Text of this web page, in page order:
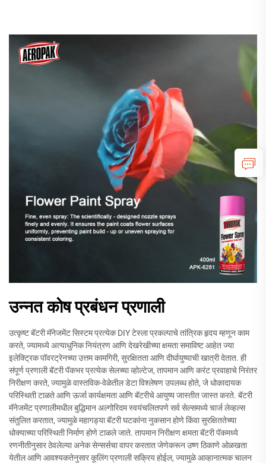
उन्नत कोष प्रबंधन प्रणाली
उत्कृष्ट बॅटरी मॅनेजमेंट सिस्टम प्रत्येक DIY टेस्ला प्रकल्पाचे तांत्रिक हृदय म्हणून काम
करते, ज्यामध्ये अत्याधुनिक नियंत्रण आणि देखरेखीच्या क्षमता समाविष्ट आहेत ज्या
इलेक्ट्रिक पॉवरट्रेनच्या उत्तम कामगिरी, सुरक्षितता आणि दीर्घायुष्याची खात्री देतात. ही
संपूर्ण प्रणाली बॅटरी पॅकभर प्रत्येक सेलच्या व्होल्टेज, तापमान आणि करंट प्रवाहाचे निरंतर
निरीक्षण करते, ज्यामुळे वास्तविक-वेळेतील डेटा विश्लेषण उपलब्ध होते, जे धोकादायक
परिस्थिती टाळते आणि ऊर्जा कार्यक्षमता आणि बॅटरीचे आयुष्य जास्तीत जास्त करते. बॅटरी
मॅनेजमेंट प्रणालीमधील बुद्धिमान अल्गोरिदम स्वयंचलितपणे सर्व सेल्समध्ये चार्ज लेव्हल्स
संतुलित करतात, ज्यामुळे महागड्या बॅटरी घटकांना नुकसान होणे किंवा सुरक्षिततेच्या
धोक्याच्या परिस्थिती निर्माण होणे टाळले जाते. तापमान निरीक्षण क्षमता बॅटरी पॅकमध्ये
रणनीतीनुसार ठेवलेल्या अनेक सेन्सर्सचा वापर करतात जेणेकरून उष्ण ठिकाणे ओळखता
येतील आणि आवश्यकतेनुसार कूलिंग प्रणाली सक्रिय होईल, ज्यामुळे आव्हानात्मक चालन